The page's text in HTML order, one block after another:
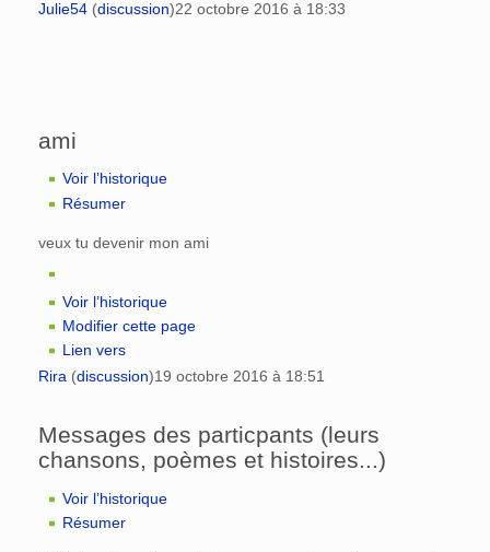
Julie54 (discussion)22 octobre 2016 à 18:33
ami
Voir l’historique
Résumer
veux tu devenir mon ami
Voir l’historique
Modifier cette page
Lien vers
Rira (discussion)19 octobre 2016 à 18:51
Messages des particpants (leurs
chansons, poèmes et histoires...)
Voir l’historique
Résumer